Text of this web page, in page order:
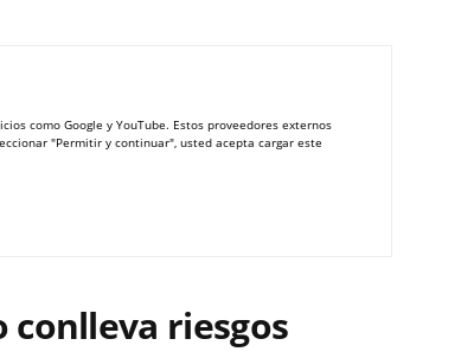
como Google y YouTube. Estos proveedores externos
"Permitir y continuar", usted acepta cargar este
conlleva riesgos